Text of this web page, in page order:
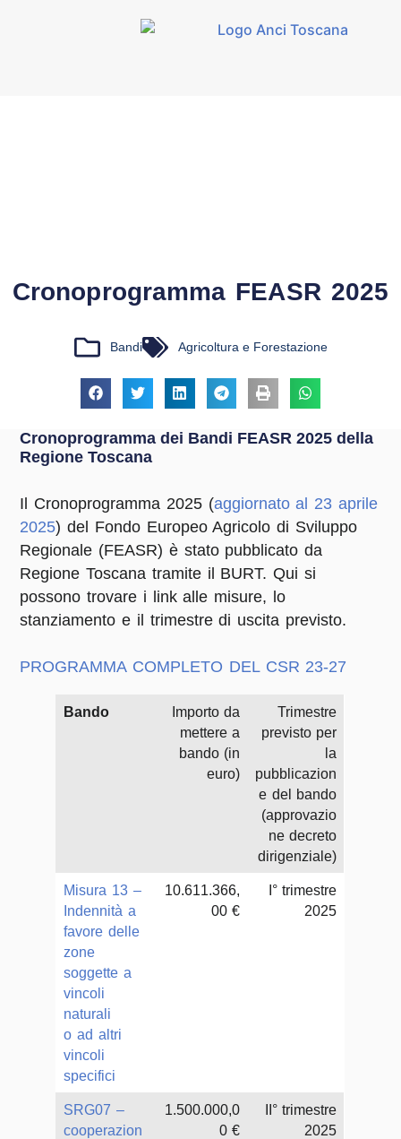
Cronoprogramma FEASR 2025
Bandi Agricoltura e Forestazione
Cronoprogramma dei Bandi FEASR 2025 della
Regione Toscana
Il Cronoprogramma 2025 (aggiornato al 23 aprile
2025) del Fondo Europeo Agricolo di Sviluppo
Regionale (FEASR) è stato pubblicato da
Regione Toscana tramite il BURT. Qui si
possono trovare i link alle misure, lo
stanziamento e il trimestre di uscita previsto.
PROGRAMMA COMPLETO DEL CSR 23-27
Bando
Importo da
mettere a
bando (in
euro)
Trimestre
previsto per
la
pubblicazion
e del bando
(approvazio
ne decreto
dirigenziale)
Misura 13 –
Indennità a
favore delle
zone
soggette a
vincoli
naturali
o ad altri
vincoli
specifici
10.611.366,
00 €
I° trimestre
2025
SRG07 –
cooperazion
1.500.000,0
0 €
II° trimestre
2025